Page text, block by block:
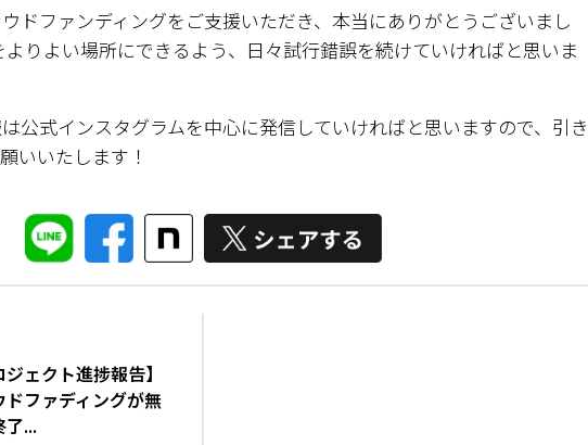
ドファンディングをご支援いただき、本当にありがとうございまし
りよい場所にできるよう、日々試行錯誤を続けていければと思いま
公式インスタグラムを中心に発信していければと思いますので、引き
いいたします！
ジェクト進捗報告】
ドファディングが無
了...